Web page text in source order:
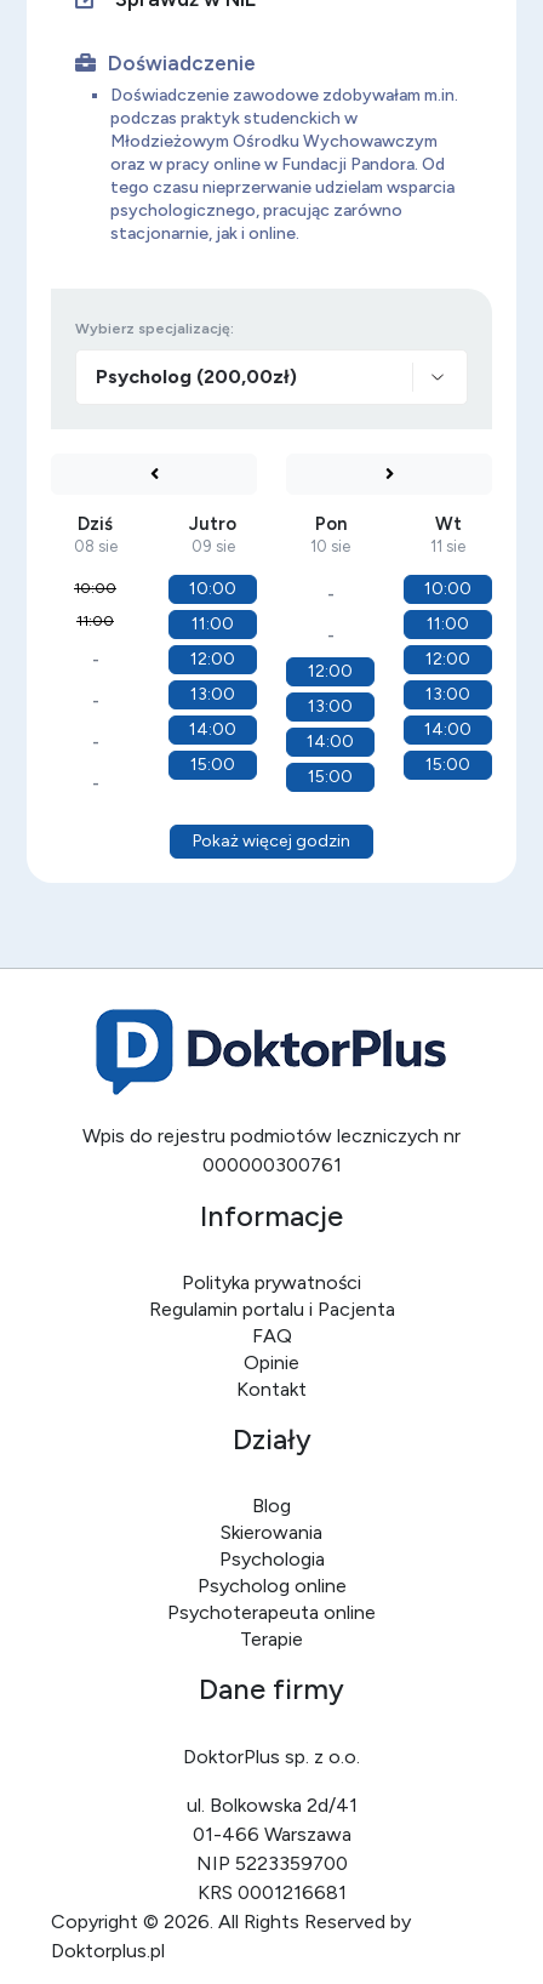
Doświadczenie
Doświadczenie zawodowe zdobywałam m.in.
podczas praktyk studenckich w
Młodzieżowym Ośrodku Wychowawczym
oraz w pracy online w Fundacji Pandora. Od
tego czasu nieprzerwanie udzielam wsparcia
psychologicznego, pracując zarówno
stacjonarnie, jak i online.
Wybierz specjalizację:
Dziś
08 sie
10:00
11:00
-
-
-
-
Jutro
09 sie
10:00
11:00
12:00
13:00
14:00
15:00
Pon
10 sie
-
-
12:00
13:00
14:00
15:00
Wt
11 sie
10:00
11:00
12:00
13:00
14:00
15:00
Pokaż więcej godzin
Wpis do rejestru podmiotów leczniczych nr
000000300761
Informacje
Polityka prywatności
Regulamin portalu i Pacjenta
FAQ
Opinie
Kontakt
Działy
Blog
Skierowania
Psychologia
Psycholog online
Psychoterapeuta online
Terapie
Dane firmy
DoktorPlus sp. z o.o.
ul. Bolkowska 2d/41
01-466 Warszawa
NIP 5223359700
KRS 0001216681
Copyright © 2026. All Rights Reserved by
Doktorplus.pl